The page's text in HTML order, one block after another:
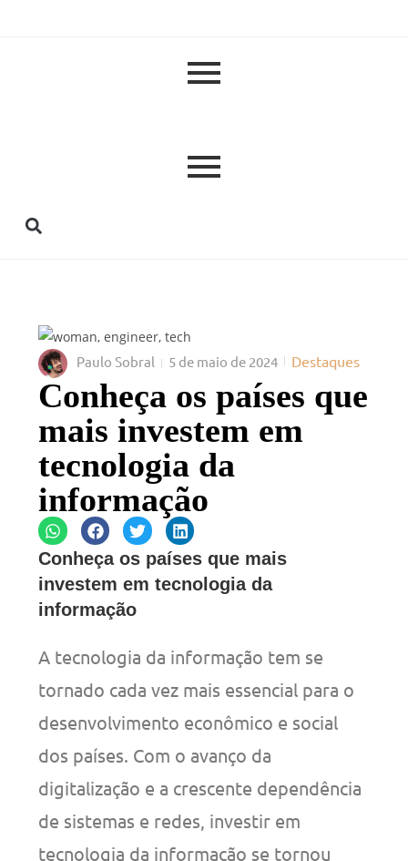
Paulo Sobral 5 de maio de 2024 Destaques
Conheça os países que
mais investem em
tecnologia da
informação
Conheça os países que mais
investem em tecnologia da
informação
A tecnologia da informação tem se
tornado cada vez mais essencial para o
desenvolvimento econômico e social
dos países. Com o avanço da
digitalização e a crescente dependência
de sistemas e redes, investir em
tecnologia da informação se tornou